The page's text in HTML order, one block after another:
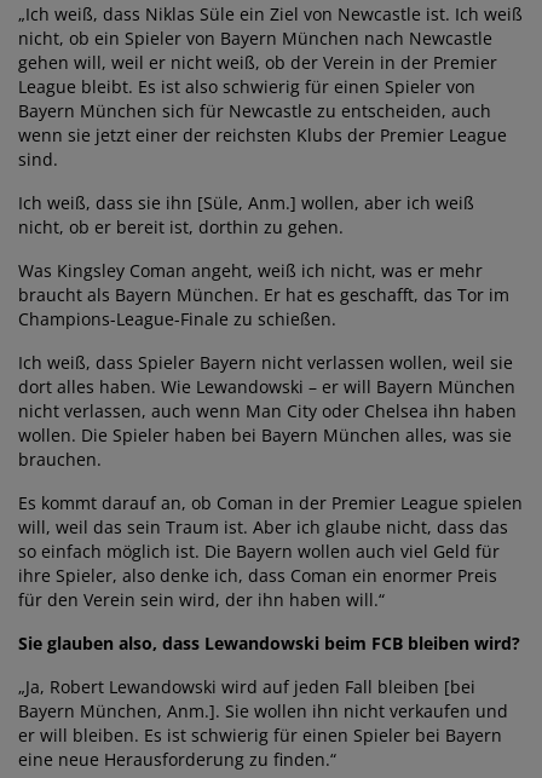
„Ich weiß, dass Niklas Süle ein Ziel von Newcastle ist. Ich weiß
nicht, ob ein Spieler von Bayern München nach Newcastle
gehen will, weil er nicht weiß, ob der Verein in der Premier
League bleibt. Es ist also schwierig für einen Spieler von
Bayern München sich für Newcastle zu entscheiden, auch
wenn sie jetzt einer der reichsten Klubs der Premier League
sind.
Ich weiß, dass sie ihn [Süle, Anm.] wollen, aber ich weiß
nicht, ob er bereit ist, dorthin zu gehen.
Was Kingsley Coman angeht, weiß ich nicht, was er mehr
braucht als Bayern München. Er hat es geschafft, das Tor im
Champions-League-Finale zu schießen.
Ich weiß, dass Spieler Bayern nicht verlassen wollen, weil sie
dort alles haben. Wie Lewandowski – er will Bayern München
nicht verlassen, auch wenn Man City oder Chelsea ihn haben
wollen. Die Spieler haben bei Bayern München alles, was sie
brauchen.
Es kommt darauf an, ob Coman in der Premier League spielen
will, weil das sein Traum ist. Aber ich glaube nicht, dass das
so einfach möglich ist. Die Bayern wollen auch viel Geld für
ihre Spieler, also denke ich, dass Coman ein enormer Preis
für den Verein sein wird, der ihn haben will.“
Sie glauben also, dass Lewandowski beim FCB bleiben wird?
„Ja, Robert Lewandowski wird auf jeden Fall bleiben [bei
Bayern München, Anm.]. Sie wollen ihn nicht verkaufen und
er will bleiben. Es ist schwierig für einen Spieler bei Bayern
eine neue Herausforderung zu finden.“